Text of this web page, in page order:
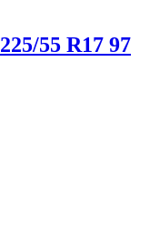
225/55 R17 97